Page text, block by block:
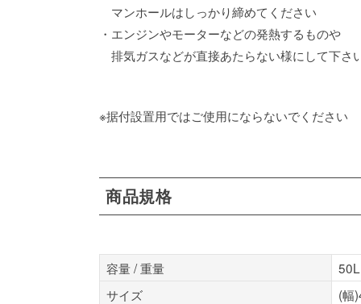
マンホールはしっかり締めてください
・エンジンやモーターなどの発熱するものや
排気ガスなどが直接あたらない様にして下さ
※据付設置用ではご使用にならないでください
商品規格
容量 / 重量
サイズ
(幅